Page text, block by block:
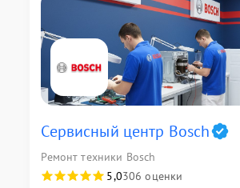
Сервисный центр Bosch
Ремонт техники Bosch
5,0306 оценки